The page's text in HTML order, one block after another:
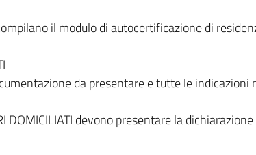
il modulo di autocertificazione di
da presentare e tutte le indicazioni
DOMICILIATI devono presentare la